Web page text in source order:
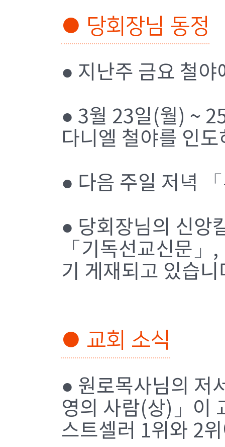
● 당회장님 동정
● 지난주 금요 철
● 3월 23일(월) ~
다니엘 철야를 인
● 다음 주일 저녁
● 당회장님의 신앙
「기독선교신문
기 게재되고 있습니
● 교회 소식
● 원로목사님의 저
영의 사람(상)」이
스트셀러 1위와 2